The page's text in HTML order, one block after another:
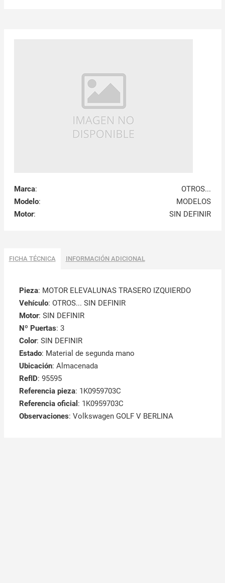
Marca:
OTROS...
Modelo:
MODELOS
Motor: SIN DEFINIR
FICHA TÉCNICA INFORMACIÓN ADICIONAL
Pieza: MOTOR ELEVALUNAS TRASERO IZQUIERDO
Vehículo: OTROS... SIN DEFINIR
Motor: SIN DEFINIR
Nº Puertas: 3
Color: SIN DEFINIR
Estado: Material de segunda mano
Ubicación: Almacenada
RefID: 95595
Referencia pieza: 1K0959703C
Referencia oficial : 1K0959703C
Observaciones: Volkswagen GOLF V BERLINA